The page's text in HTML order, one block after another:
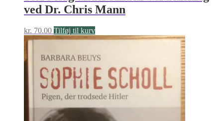
ved Dr. Chris Mann
kr. 70.00 Tilføj til kurv